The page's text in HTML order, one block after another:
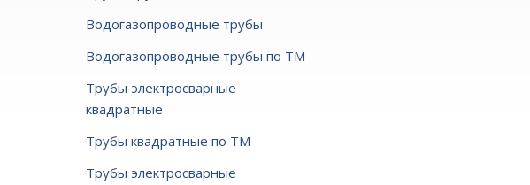
Водогазопроводные трубы
Водогазопроводные трубы по ТМ
Трубы электросварные
квадратные
Трубы квадратные по ТМ
Трубы электросварные